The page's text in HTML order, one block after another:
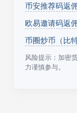
币安推荐码返
欧易邀请码返
币圈炒币（比
风险提示：加密
力谨慎参与。